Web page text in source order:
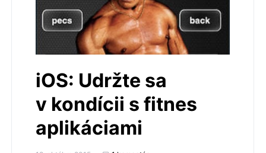
iOS: Udržte sa
v kondícii s fitnes
aplikáciami